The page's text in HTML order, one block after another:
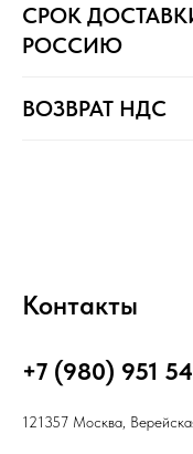
СРОК
РОССИЮ
ВОЗВРАТ НДС
Контакты
+7 (980) 951
121357 Москва,